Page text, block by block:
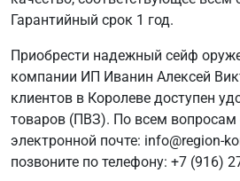
Гарантийный срок 1 год.
Приобрести надежный сейф
компании ИП Иванин Алексей
клиентов в Королеве доступен
товаров (ПВЗ). По всем вопросам
электронной почте: info@region-
позвоните по телефону: +7 (916)